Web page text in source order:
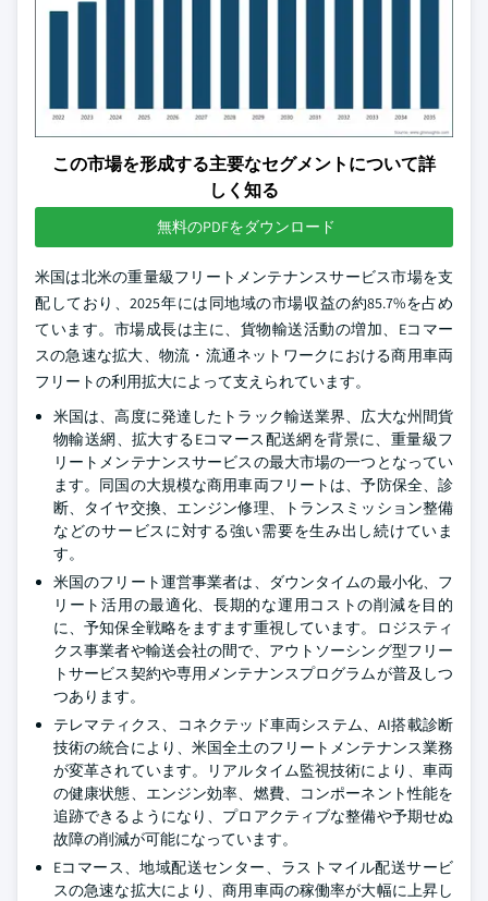
この市場を形成する主要なセグメントについて詳
しく知る
無料のPDFをダウンロード
米国は北米の重量級フリートメンテナンスサービス市場を支
配しており、2025年には同地域の市場収益の約85.7%を占め
ています。市場成長は主に、貨物輸送活動の増加、Eコマー
スの急速な拡大、物流・流通ネットワークにおける商用車両
フリートの利用拡大によって支えられています。
米国は、高度に発達したトラック輸送業界、広大な州間貨
物輸送網、拡大するEコマース配送網を背景に、重量級フ
リートメンテナンスサービスの最大市場の一つとなってい
ます。同国の大規模な商用車両フリートは、予防保全、診
断、タイヤ交換、エンジン修理、トランスミッション整備
などのサービスに対する強い需要を生み出し続けていま
す。
米国のフリート運営事業者は、ダウンタイムの最小化、フ
リート活用の最適化、長期的な運用コストの削減を目的
に、予知保全戦略をますます重視しています。ロジスティ
クス事業者や輸送会社の間で、アウトソーシング型フリー
トサービス契約や専用メンテナンスプログラムが普及しつ
つあります。
テレマティクス、コネクテッド車両システム、AI搭載診断
技術の統合により、米国全土のフリートメンテナンス業務
が変革されています。リアルタイム監視技術により、車両
の健康状態、エンジン効率、燃費、コンポーネント性能を
追跡できるようになり、プロアクティブな整備や予期せぬ
故障の削減が可能になっています。
Eコマース、地域配送センター、ラストマイル配送サービ
スの急速な拡大により、商用車両の稼働率が大幅に上昇し